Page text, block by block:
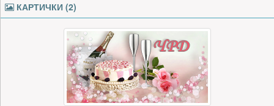
КАРТИЧКИ (2)